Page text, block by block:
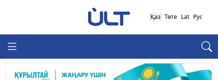
Қаз Төте Lat Рус